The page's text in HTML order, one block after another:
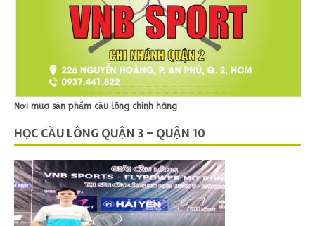
Nơi mua sản phẩm cầu lông chính hãng
HỌC CẦU LÔNG QUẬN 3 – QUẬN 10